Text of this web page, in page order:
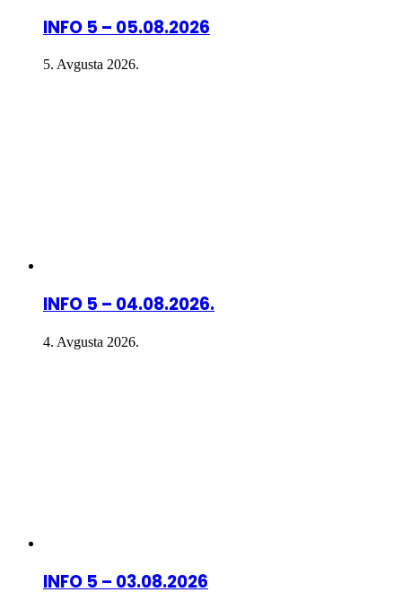
INFO 5 – 05.08.2026
5. Avgusta 2026.
INFO 5 – 04.08.2026.
4. Avgusta 2026.
INFO 5 – 03.08.2026